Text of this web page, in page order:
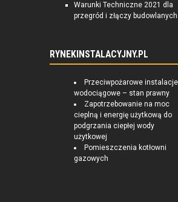
Warunki Techniczne 2021 dla
przegród i złączy budowlanych
RYNEKINSTALACYJNY.PL
Przeciwpożarowe instalacje
wodociągowe – stan prawny
Zapotrzebowanie na moc
cieplną i energię użytkową do
podgrzania ciepłej wody
użytkowej
Pomieszczenia kotłowni
gazowych